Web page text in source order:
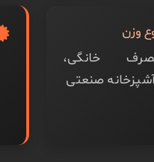
وزن
خانگی،
صنعتی